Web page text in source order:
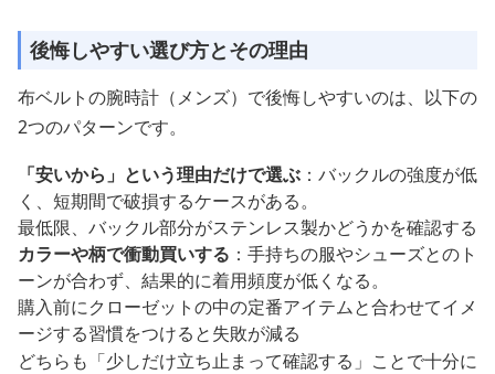
後悔しやすい選び方とその理由
布ベルトの腕時計（メンズ）で後悔しやすいのは、以下の
2つのパターンです。
「安いから」という理由だけで選ぶ ：バックルの強度が低
く、短期間で破損するケースがある。
最低限、バックル部分がステンレス製かどうかを確認する
カラーや柄で衝動買いする ：手持ちの服やシューズとのト
ーンが合わず、結果的に着用頻度が低くなる。
購入前にクローゼットの中の定番アイテムと合わせてイメ
ージする習慣をつけると失敗が減る
どちらも「少しだけ立ち止まって確認する」ことで十分に